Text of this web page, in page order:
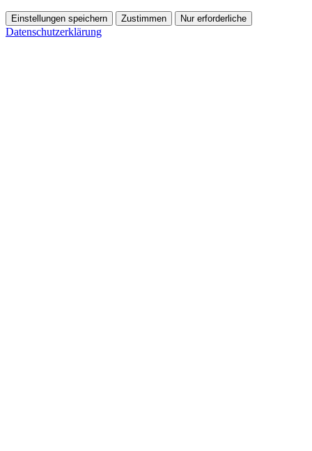
Einstellungen speichern Zustimmen Nur erforderliche
Datenschutzerklärung